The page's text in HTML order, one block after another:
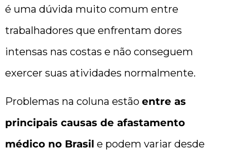
é uma dúvida muito comum entre
trabalhadores que enfrentam dores
intensas nas costas e não conseguem
exercer suas atividades normalmente.
Problemas na coluna estão entre as
principais causas de afastamento
médico no Brasil e podem variar desde